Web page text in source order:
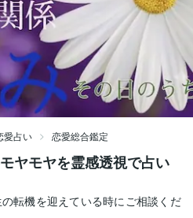
愛占い 恋愛総合鑑定
ヤモヤを霊感透視で占い
転機を迎えている時にご相談くだ